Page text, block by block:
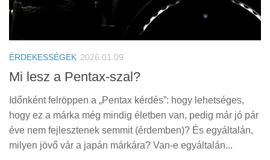
Tudástár
Érdekességek
Helyszíni Riport
E-BB
ÉRDEKESSÉGEK 2026.01.09
Mi lesz a Pentax-szal?
Időnként felröppen a „Pentax kérdés”: hogy lehetséges,
hogy ez a márka még mindig életben van, pedig már jó pár
éve nem fejlesztenek semmit (érdemben)? És egyáltalán,
milyen jövő vár a japán márkára? Van-e egyáltalán...